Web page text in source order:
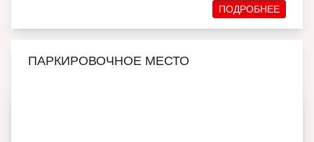
ПОДРОБНЕЕ
ПАРКИРОВОЧНОЕ МЕСТО